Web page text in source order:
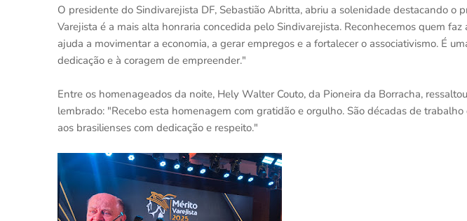
O presidente do Sindivarejista DF, Sebastião Abritta, abriu a solenidade destacando o
Varejista é a mais alta honraria concedida pelo Sindivarejista. Reconhecemos quem faz
ajuda a movimentar a economia, a gerar empregos e a fortalecer o associativismo. É
dedicação e à coragem de empreender."
Entre os homenageados da noite, Hely Walter Couto, da Pioneira da Borracha,
lembrado: "Recebo esta homenagem com gratidão e orgulho. São décadas de
aos brasilienses com dedicação e respeito."